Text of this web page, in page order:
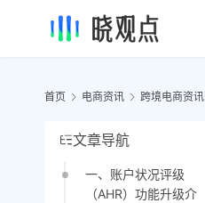
首页 电商资讯 跨境电商资讯
文章导航
一、账户状况评级
（AHR）功能升级介